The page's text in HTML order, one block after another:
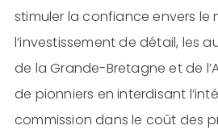
stimuler la confiance envers le
l’investissement de détail, les
de la Grande-Bretagne et de
de pionniers en interdisant
commission dans le coût des